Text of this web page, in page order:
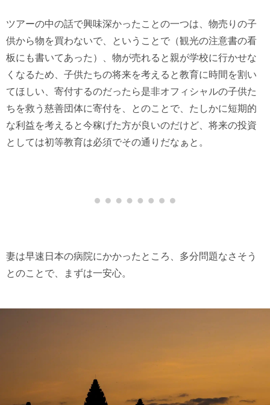
ツアーの中の話で興味深かったことの一つは、物売りの子
供から物を買わないで、ということで（観光の注意書の看
板にも書いてあった）、物が売れると親が学校に行かせな
くなるため、子供たちの将来を考えると教育に時間を割い
てほしい、寄付するのだったら是非オフィシャルの子供た
ちを救う慈善団体に寄付を、とのことで、たしかに短期的
な利益を考えると今稼げた方が良いのだけど、将来の投資
としては初等教育は必須でその通りだなぁと。
妻は早速日本の病院にかかったところ、多分問題なさそう
とのことで、まずは一安心。